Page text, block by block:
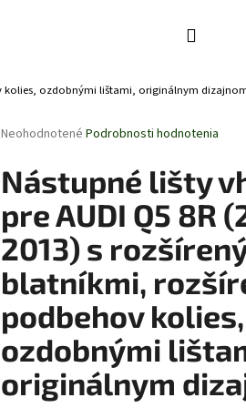
Hľadať
kolies, ozdobnými lištami, originálnym
Priemerné
produktu
je
5
hviezdičiek.
Neohodnotené Podrobnosti hodnotenia
Nástupné lišty
pre AUDI Q5 8R
2013) s
blatníkmi,
podbehov kolies,
ozdobnými
originálnym